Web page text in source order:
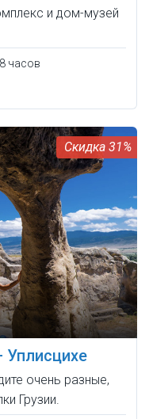
и дом-музей
8 часов
31%
Уплисцихе
очень разные,
Грузии.